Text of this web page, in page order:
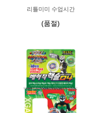
리틀미미 수업시간
(품절)